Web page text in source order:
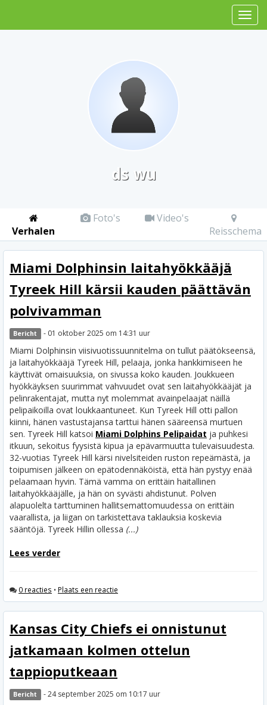
ds wu
Verhalen
Foto's
Video's
Reisschema
Miami Dolphinsin laitahyökkääjä
Tyreek Hill kärsii kauden päättävän
polvivamman
Bericht - 01 oktober 2025 om 14:31 uur
Miami Dolphinsin viisivuotissuunnitelma on tullut päätökseensä,
ja laitahyökkääjä Tyreek Hill, pelaaja, jonka hankkimiseen he
käyttivät omaisuuksia, on sivussa koko kauden. Joukkueen
hyökkäyksen suurimmat vahvuudet ovat sen laitahyökkääjät ja
pelinrakentajat, mutta nyt molemmat avainpelaajat näillä
pelipaikoilla ovat loukkaantuneet. Kun Tyreek Hill otti pallon
kiinni, hänen vastustajansa tarttui hänen sääreensä murtuen
sen. Tyreek Hill katsoi Miami Dolphins Pelipaidat ja puhkesi
itkuun, sekoitus fyysistä kipua ja epävarmuutta tulevaisuudesta.
32-vuotias Tyreek Hill kärsi nivelsiteiden ruston repeämästä, ja
toipumisen jälkeen on epätodennäköistä, että hän pystyy enää
pelaamaan hyvin. Tämä vamma on erittäin haitallinen
laitahyökkääjälle, ja hän on syvästi ahdistunut. Polven
alapuolelta tarttuminen hallitsemattomuudessa on erittäin
vaarallista, ja liigan on tarkistettava taklauksia koskevia
sääntöjä. Tyreek Hillin ollessa (...)
Lees verder
0 reacties • Plaats een reactie
Kansas City Chiefs ei onnistunut
jatkamaan kolmen ottelun
tappioputkeaan
Bericht - 24 september 2025 om 10:17 uur